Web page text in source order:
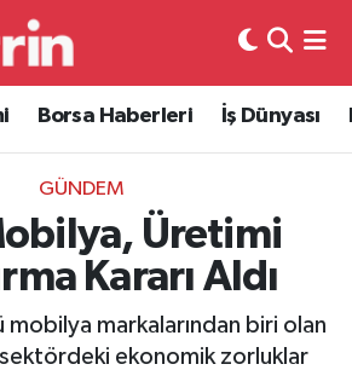
Borsa Haberleri İş Dünyası
GÜNDEM
Üretimi
Kararı Aldı
mobilya markalarından biri olan
ekonomik zorluklar
Durumu ve Fikstür